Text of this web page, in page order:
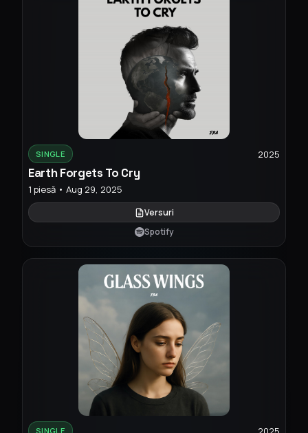
SINGLE 2025
Earth Forgets To Cry
1 piesă • Aug 29, 2025
Versuri
Spotify
SINGLE